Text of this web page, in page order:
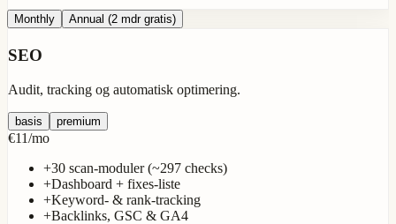
Monthly Annual (2 mdr gratis)
SEO
Audit, tracking og automatisk optimering.
basis premium
€11/mo
+30 scan-moduler (~297 checks)
+Dashboard + fixes-liste
+Keyword- & rank-tracking
+Backlinks, GSC & GA4